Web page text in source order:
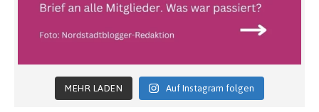
MEHR LADEN Auf Instagram folgen